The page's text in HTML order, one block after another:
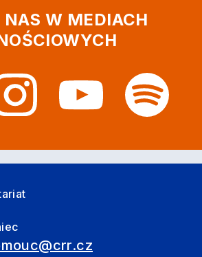
NAS W MEDIACH